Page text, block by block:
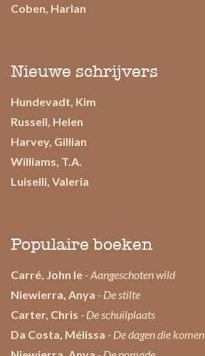
Coben, Harlan
Nieuwe schrijvers
Hundevadt, Kim
Russell, Helen
Harvey, Gillian
Williams, T.A.
Luiselli, Valeria
Populaire boeken
Carré, John le - Aangeschoten wild
Niewierra, Anya - De stilte
Carter, Chris - De schuilplaats
Da Costa, Mélissa - De dagen die komen